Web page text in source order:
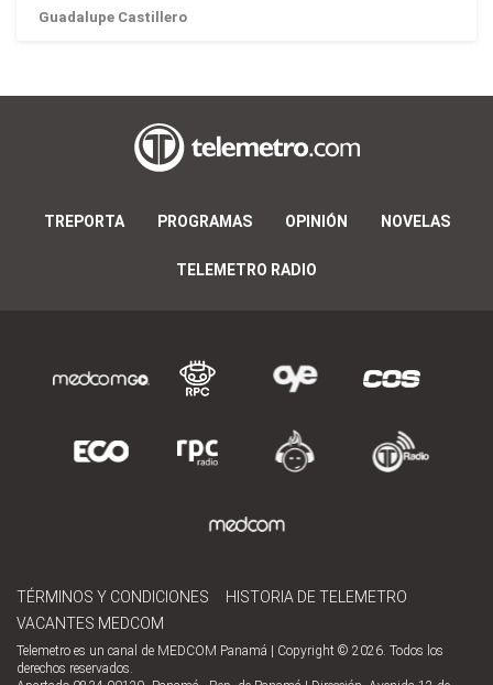
Guadalupe Castillero
TREPORTA PROGRAMAS OPINIÓN NOVELAS
TELEMETRO RADIO
TÉRMINOS Y CONDICIONES
HISTORIA DE TELEMETRO
VACANTES MEDCOM
Telemetro es un canal de MEDCOM Panamá | Copyright © 2026. Todos los
derechos reservados.